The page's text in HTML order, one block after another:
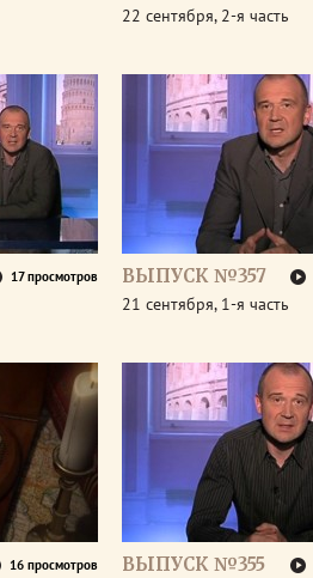
22 сентября, 2-я часть
17 просмотров ВЫПУСК №357
21 сентября, 1-я часть
16 просмотров ВЫПУСК №355